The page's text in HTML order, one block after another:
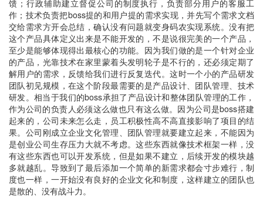
馈；行政辅助建立督促公司的制度执行，负责部分用户的客服工
作；技术负责把boss提的和用户提的需求实现，并先写个需求文档
交给需求方开会总结，确认没有问题就变身码农实现系统。没有把
这个产品具体定义出来是不能开发的，不是说很完美的一个产品，
至少是能够体现得出最核心的功能。因为我们做的是一个针对企业
的产品，光靠技术在家里蒙着头发明轮子是不行的，还必须定期了
解用户的需求，反馈给我们进行反复迭代。这时一个小的产品研发
团队初见规模，在这个阶段最需要的是产品设计、团队管理、技术
研发。相当于我们的boss承担了产品设计和整体团队管理的工作，
作为公司的负责人必须这么做也只有这么做。因为公司是boss搭建
起来的，公司未来怎么走，员工积极性高不高直接影响了项目的结
果。公司刚成立企业文化管理、团队管理就要建立起来，不能因为
是创业公司生存压力大就不考虑。这些东西就像技术框架一样，没
有这些东西也可以开发系统，但是如果不建立，后续开发的模块越
多就越乱。导致到了最后添加一个简单的新需求都会寸步难行，制
度也一样，一开始没有良好的企业文化和制度，这样建立的团队也
是散的、没有战斗力。